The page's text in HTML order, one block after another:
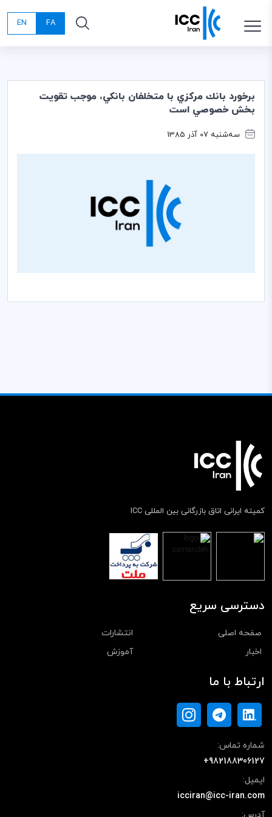
FA
EN
برخورد بانك مركزي با متخلفان بانكي، موجب تقويت
بخش خصوصي است
سه‌شنبه 07 آذر 1385
کمیته ایرانی اتاق بازرگانی بین المللی ICC
دسترسی سریع
صفحه اصلی
انتشارات
اخبار
آموزش
ارتباط با ما
شماره تماس:
+982188306127
ایمیل:
icciran@icc-iran.com